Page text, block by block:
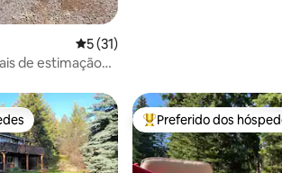
5 de uma avaliação média de 5, 31
5 (31)
de estimação
dos hóspedes Entre os melhores
Preferido dos